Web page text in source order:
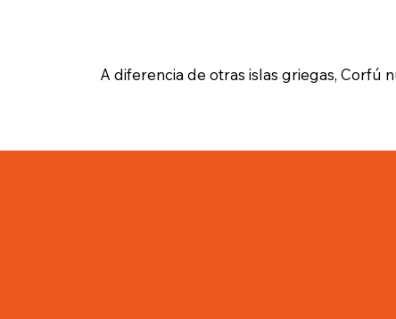
A diferencia de otras islas griegas, Corfú